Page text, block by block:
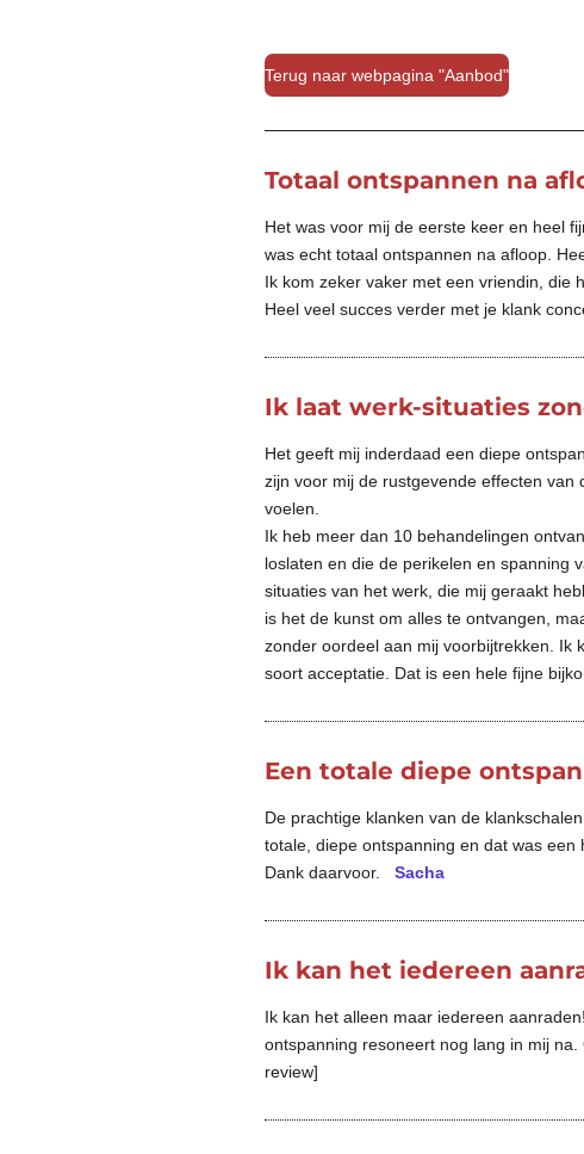
Terug naar webpagina "Aanbod"
Totaal ontspannen na
Het was voor mij de eerste keer en heel
was echt totaal ontspannen na afloop.
Ik kom zeker vaker met een vriendin, die
Heel veel succes verder met je klank
Ik laat werk-situaties
Het geeft mij inderdaad een diepe
zijn voor mij de rustgevende effecten
voelen.
Ik heb meer dan 10 behandelingen
loslaten en die de perikelen en spanning
situaties van het werk, die mij geraakt
is het de kunst om alles te ontvangen,
zonder oordeel aan mij voorbijtrekken. Ik
soort acceptatie. Dat is een hele fijne
Een totale diepe
De prachtige klanken van de
totale, diepe ontspanning en dat was
Dank daarvoor. Sacha
Ik kan het iedereen
Ik kan het alleen maar iedereen
ontspanning resoneert nog lang in mij
review]